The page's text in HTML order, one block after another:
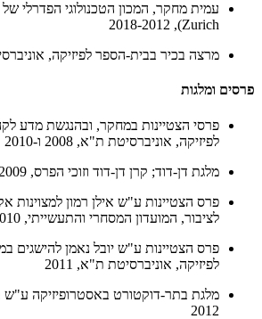
Zurich),‏ 2018-2012
מרצה בכיר בבית-הספר לפיזיקה, אוניברסיטת
פרסים ומלגות
פרסי הצטיינות במחקר, ובהנגשת מדע
לפיזיקה, אוניברסיטת ת"א, 2008 ו-2010
מלגת דן-דוד; קרן דן-דוד וזוכי הפרס, 2009
פרס הצטיינות ע"ש אילן רמון למצוינות
לציבור, המועדון המסחרי והתעשייתי, 2010
פרס הצטיינות ע"ש יובל נאמן להישגים
לפיזיקה, אוניברסיטת ת"א, 2011
מלגת בתר-דוקטורט באסטרופיזיקה ע"ש
2012